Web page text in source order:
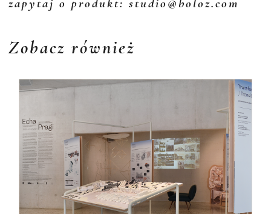
zapytaj o produkt: studio@boloz.com
Zobacz również